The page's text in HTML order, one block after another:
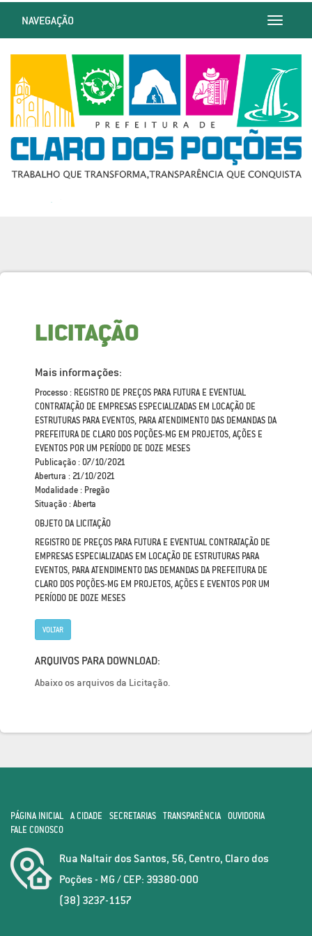
Toggle
NAVEGAÇÃO
LICITAÇÃO
Mais informações:
Processo : REGISTRO DE PREÇOS PARA FUTURA E EVENTUAL
CONTRATAÇÃO DE EMPRESAS ESPECIALIZADAS EM LOCAÇÃO DE
ESTRUTURAS PARA EVENTOS, PARA ATENDIMENTO DAS DEMANDAS DA
PREFEITURA DE CLARO DOS POÇÕES-MG EM PROJETOS, AÇÕES E
EVENTOS POR UM PERÍODO DE DOZE MESES
Publicação : 07/10/2021
Abertura : 21/10/2021
Modalidade : Pregão
Situação : Aberta
OBJETO DA LICITAÇÃO
REGISTRO DE PREÇOS PARA FUTURA E EVENTUAL CONTRATAÇÃO DE
EMPRESAS ESPECIALIZADAS EM LOCAÇÃO DE ESTRUTURAS PARA
EVENTOS, PARA ATENDIMENTO DAS DEMANDAS DA PREFEITURA DE
CLARO DOS POÇÕES-MG EM PROJETOS, AÇÕES E EVENTOS POR UM
PERÍODO DE DOZE MESES
VOLTAR
ARQUIVOS PARA DOWNLOAD:
Abaixo os arquivos da Licitação.
PÁGINA INICIAL A CIDADE SECRETARIAS TRANSPARÊNCIA
OUVIDORIA
FALE CONOSCO
Rua Naltair dos Santos, 56, Centro, Claro dos
Poções - MG / CEP: 39380-000
(38) 3237-1157